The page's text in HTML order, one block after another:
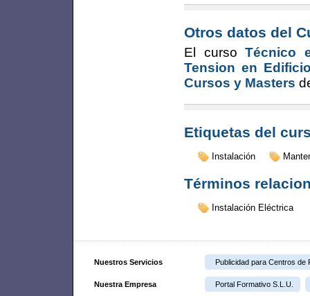
Otros datos del
El curso Técnico
Tension en
Cursos y Masters
Etiquetas del
Instalación
Términos
Instalación Eléctrica
Nuestros Servicios Publicidad para Centros de
Nuestra Empresa Portal Formativo S.L.U.